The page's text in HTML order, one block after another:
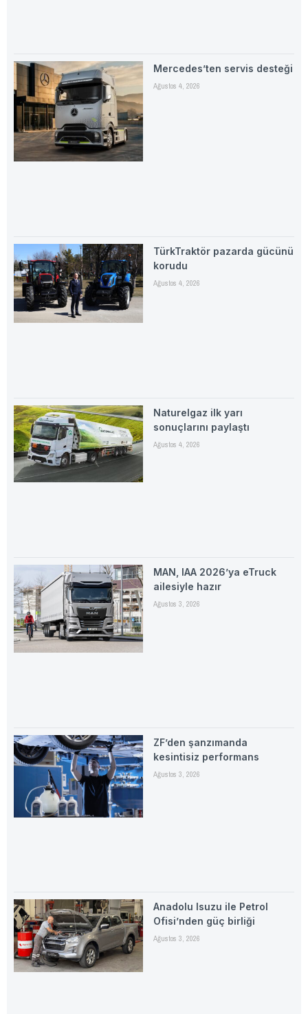
Mercedes’ten servis desteği
Ağustos 4, 2026
TürkTraktör pazarda gücünü
korudu
Ağustos 4, 2026
Naturelgaz ilk yarı
sonuçlarını paylaştı
Ağustos 4, 2026
MAN, IAA 2026’ya eTruck
ailesiyle hazır
Ağustos 3, 2026
ZF’den şanzımanda
kesintisiz performans
Ağustos 3, 2026
Anadolu Isuzu ile Petrol
Ofisi’nden güç birliği
Ağustos 3, 2026